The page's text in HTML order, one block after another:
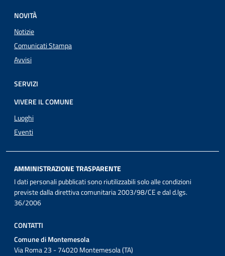
NOVITÀ
Notizie
Comunicati Stampa
Avvisi
SERVIZI
VIVERE IL COMUNE
Luoghi
Eventi
AMMINISTRAZIONE TRASPARENTE
I dati personali pubblicati sono riutilizzabili solo alle condizioni
previste dalla direttiva comunitaria 2003/98/CE e dal d.lgs.
36/2006
CONTATTI
Comune di Montemesola
Via Roma 23 - 74020 Montemesola (TA)